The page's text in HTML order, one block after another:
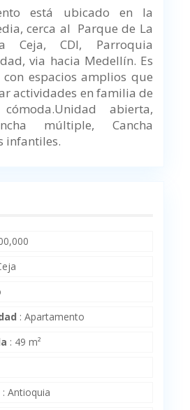
está ubicado en la
cerca al Parque de La
Ceja, CDI, Parroquia
via hacia Medellín. Es
espacios amplios que
actividades en familia de
abierta,
múltiple, Cancha
infantiles.
:Apartamento
: 49 m²
:Antioquia